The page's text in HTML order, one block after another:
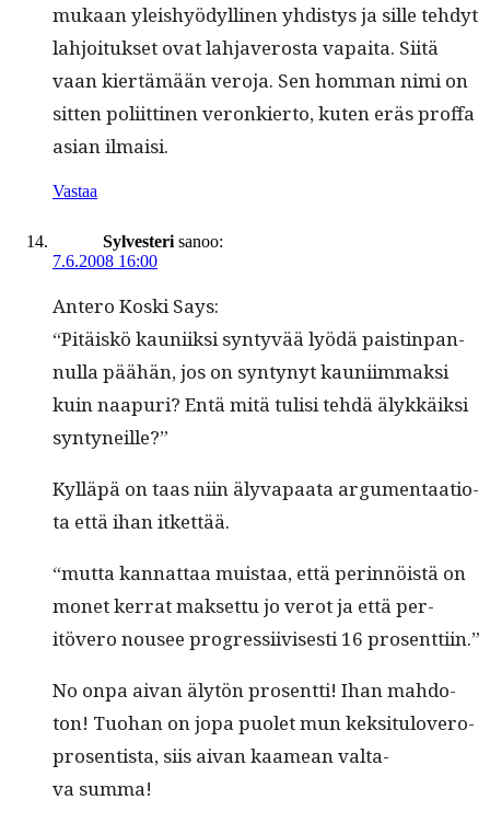
mukaan yleishyödylli­nen yhdis­tys ja sille tehdyt
lahjoituk­set ovat lah­javeros­ta vapai­ta. Siitä
vaan kiertämään vero­ja. Sen hom­man nimi on
sit­ten poli­it­ti­nen veronkier­to, kuten eräs prof­fa
asian ilmaisi.
Vastaa
Sylvesteri sanoo:
7.6.2008 16:00
Antero Kos­ki Says:
“Pitäiskö kau­ni­ik­si syn­tyvää lyödä paistin­pan­
nul­la päähän, jos on syn­tynyt kau­ni­im­mak­si
kuin naa­puri? Entä mitä tulisi tehdä älykkäik­si
syntyneille?”
Kyl­läpä on taas niin äly­va­paa­ta argu­men­taa­tio­
ta että ihan itkettää.
“mut­ta kan­nat­taa muis­taa, että perin­nöistä on
mon­et ker­rat mak­set­tu jo verot ja että per­
itövero nousee pro­gres­si­ivis­es­ti 16 prosenttiin.”
No onpa aivan älytön pros­ent­ti! Ihan mah­do­
ton! Tuo­han on jopa puo­let mun kek­si­t­ulovero­
pros­en­tista, siis aivan kaamean val­ta­
va summa!